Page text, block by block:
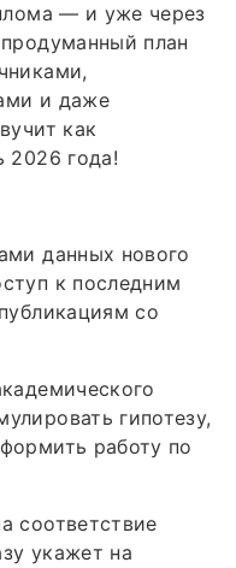
— и уже через
план
и даже
как
2026 года!
данных нового
к последним
со
гипотезу,
работу по
соответствие
укажет на